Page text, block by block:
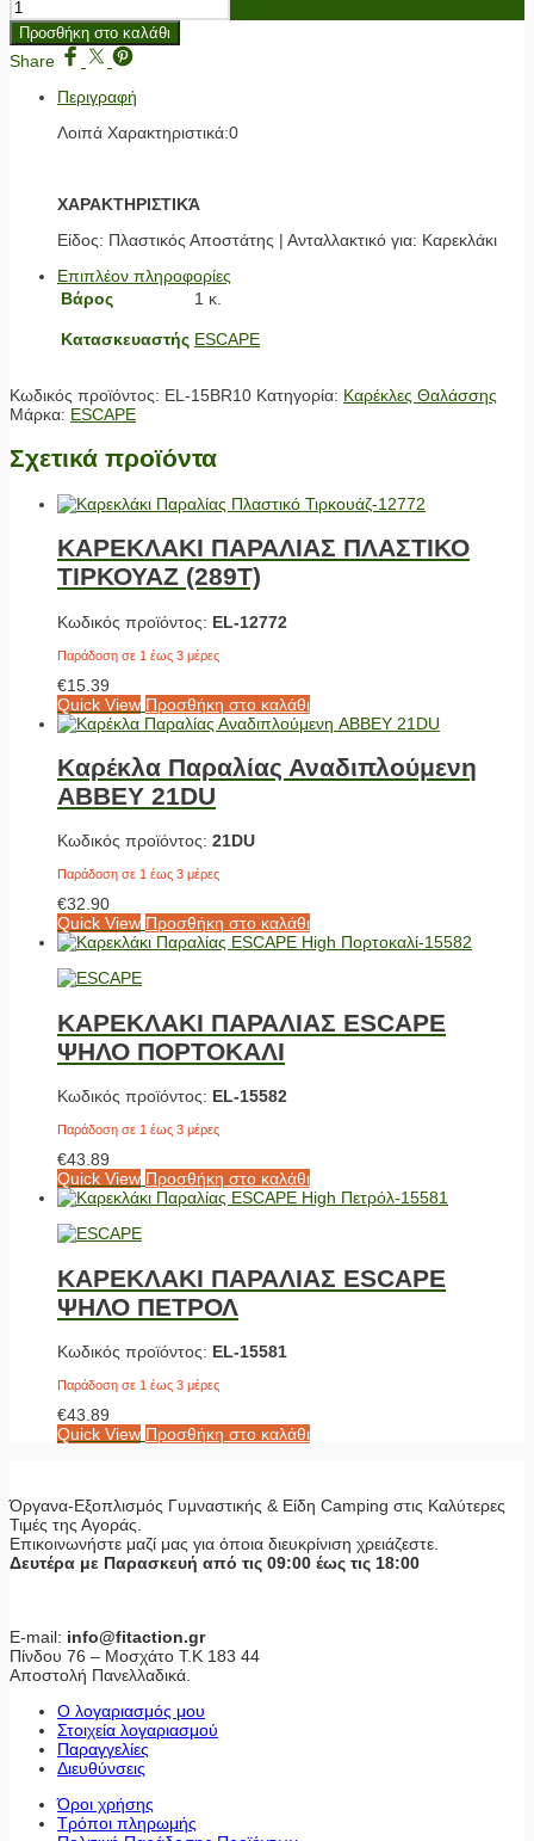
Προσθήκη στο καλάθι
Share
Περιγραφή
Λοιπά Χαρακτηριστικά:0
ΧΑΡΑΚΤΗΡΙΣΤΙΚΆ
Είδος: Πλαστικός Αποστάτης | Ανταλλακτικό για: Καρεκλάκι
Επιπλέον πληροφορίες
Βάρος
1 κ.
Κατασκευαστής ESCAPE
Κωδικός προϊόντος: EL-15BR10 Κατηγορία: Καρέκλες Θαλάσσης
Μάρκα: ESCAPE
Σχετικά προϊόντα
ΚΑΡΕΚΛΑΚΙ ΠΑΡΑΛΙΑΣ ΠΛΑΣΤΙΚΟ
ΤΙΡΚΟΥΑΖ (289T)
Κωδικός προϊόντος: EL-12772
Παράδοση σε 1 έως 3 μέρες
€15.39
Quick View Προσθήκη στο καλάθι
Καρέκλα Παραλίας Αναδιπλούμενη
ABBEY 21DU
Κωδικός προϊόντος: 21DU
Παράδοση σε 1 έως 3 μέρες
€32.90
Quick View Προσθήκη στο καλάθι
ΚΑΡΕΚΛΑΚΙ ΠΑΡΑΛΙΑΣ ESCAPE
ΨΗΛΟ ΠΟΡΤΟΚΑΛΙ
Κωδικός προϊόντος: EL-15582
Παράδοση σε 1 έως 3 μέρες
€43.89
Quick View Προσθήκη στο καλάθι
ΚΑΡΕΚΛΑΚΙ ΠΑΡΑΛΙΑΣ ESCAPE
ΨΗΛΟ ΠΕΤΡΟΛ
Κωδικός προϊόντος: EL-15581
Παράδοση σε 1 έως 3 μέρες
€43.89
Quick View Προσθήκη στο καλάθι
Όργανα-Εξοπλισμός Γυμναστικής & Είδη Camping στις Καλύτερες
Τιμές της Αγοράς.
Επικοινωνήστε μαζί μας για όποια διευκρίνιση χρειάζεστε.
Δευτέρα με Παρασκευή από τις 09:00 έως τις 18:00
E-mail: info@fitaction.gr
Πίνδου 76 – Μοσχάτο Τ.Κ 183 44
Αποστολή Πανελλαδικά.
Ο λογαριασμός μου
Στοιχεία λογαριασμού
Παραγγελίες
Διευθύνσεις
Όροι χρήσης
Τρόποι πληρωμής